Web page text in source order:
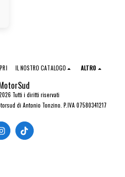
Tutti i diritti riservati
di Antonio Tonzino. P.IVA 07580341217
IL NOSTRO CATALOGO ALTRO